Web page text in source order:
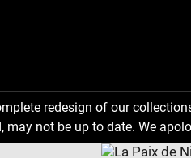
redesign of our
may not be up to date. We